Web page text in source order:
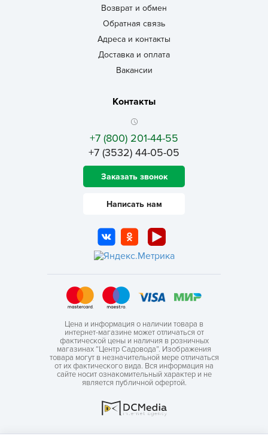
Возврат и обмен
Обратная связь
Адреса и контакты
Доставка и оплата
Вакансии
Контакты
+7 (800) 201-44-55
+7 (3532) 44-05-05
Заказать звонок
Написать нам
Цена и информация о наличии товара в
интернет-магазине может отличаться от
фактической цены и наличия в розничных
магазинах “Центр Садовода”. Изображения
товара могут в незначительной мере отличаться
от их фактического вида. Вся информация на
сайте носит ознакомительный характер и не
является публичной офертой.